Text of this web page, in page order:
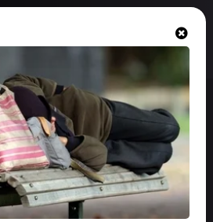
kapnak a
jönnek az Unióban.